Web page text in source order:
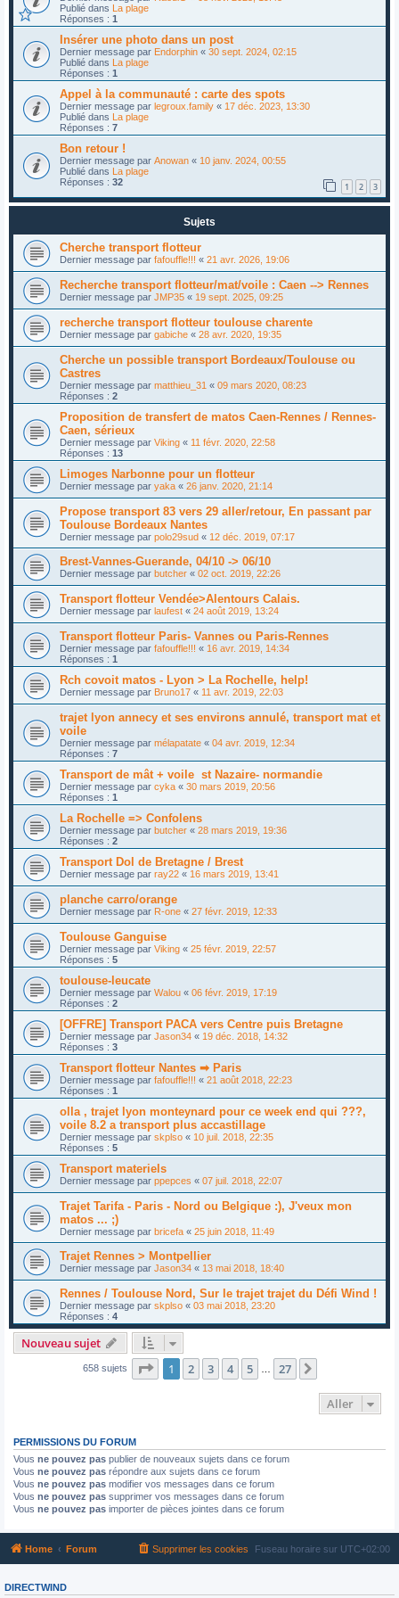
Publié dans La plage
Réponses : 1
Insérer une photo dans un post
Dernier message par Endorphin « 30 sept. 2024, 02:15
Publié dans La plage
Réponses : 1
Appel à la communauté : carte des spots
Dernier message par legroux.family « 17 déc. 2023, 13:30
Publié dans La plage
Réponses : 7
Bon retour !
Dernier message par Anowan « 10 janv. 2024, 00:55
Publié dans La plage
Réponses : 32 1 2 3
Sujets
Cherche transport flotteur
Dernier message par fafouffle!!! « 21 avr. 2026, 19:06
Recherche transport flotteur/mat/voile : Caen --> Rennes
Dernier message par JMP35 « 19 sept. 2025, 09:25
recherche transport flotteur toulouse charente
Dernier message par gabiche « 28 avr. 2020, 19:35
Cherche un possible transport Bordeaux/Toulouse ou
Castres
Dernier message par matthieu_31 « 09 mars 2020, 08:23
Réponses : 2
Proposition de transfert de matos Caen-Rennes / Rennes-
Caen, sérieux
Dernier message par Viking « 11 févr. 2020, 22:58
Réponses : 13
Limoges Narbonne pour un flotteur
Dernier message par yaka « 26 janv. 2020, 21:14
Propose transport 83 vers 29 aller/retour, En passant par
Toulouse Bordeaux Nantes
Dernier message par polo29sud « 12 déc. 2019, 07:17
Brest-Vannes-Guerande, 04/10 -> 06/10
Dernier message par butcher « 02 oct. 2019, 22:26
Transport flotteur Vendée>Alentours Calais.
Dernier message par laufest « 24 août 2019, 13:24
Transport flotteur Paris- Vannes ou Paris-Rennes
Dernier message par fafouffle!!! « 16 avr. 2019, 14:34
Réponses : 1
Rch covoit matos - Lyon > La Rochelle, help!
Dernier message par Bruno17 « 11 avr. 2019, 22:03
trajet lyon annecy et ses environs annulé, transport mat et
voile
Dernier message par mélapatate « 04 avr. 2019, 12:34
Réponses : 7
Transport de mât + voile st Nazaire- normandie
Dernier message par cyka « 30 mars 2019, 20:56
Réponses : 1
La Rochelle => Confolens
Dernier message par butcher « 28 mars 2019, 19:36
Réponses : 2
Transport Dol de Bretagne / Brest
Dernier message par ray22 « 16 mars 2019, 13:41
planche carro/orange
Dernier message par R-one « 27 févr. 2019, 12:33
Toulouse Ganguise
Dernier message par Viking « 25 févr. 2019, 22:57
Réponses : 5
toulouse-leucate
Dernier message par Walou « 06 févr. 2019, 17:19
Réponses : 2
[OFFRE] Transport PACA vers Centre puis Bretagne
Dernier message par Jason34 « 19 déc. 2018, 14:32
Réponses : 3
Transport flotteur Nantes ➡ Paris
Dernier message par fafouffle!!! « 21 août 2018, 22:23
Réponses : 1
olla , trajet lyon monteynard pour ce week end qui ???,
voile 8.2 a transport plus accastillage
Dernier message par skplso « 10 juil. 2018, 22:35
Réponses : 5
Transport materiels
Dernier message par ppepces « 07 juil. 2018, 22:07
Trajet Tarifa - Paris - Nord ou Belgique :), J'veux mon
matos ... ;)
Dernier message par bricefa « 25 juin 2018, 11:49
Trajet Rennes > Montpellier
Dernier message par Jason34 « 13 mai 2018, 18:40
Rennes / Toulouse Nord, Sur le trajet trajet du Défi Wind !
Dernier message par skplso « 03 mai 2018, 23:20
Réponses : 4
Nouveau sujet
658 sujets Page 1sur27
1 2 3 4 5 27
Aller
PERMISSIONS DU FORUM
Vous ne pouvez pas publier de nouveaux sujets dans ce forum
Vous ne pouvez pas répondre aux sujets dans ce forum
Vous ne pouvez pas modifier vos messages dans ce forum
Vous ne pouvez pas supprimer vos messages dans ce forum
Vous ne pouvez pas importer de pièces jointes dans ce forum
Home Forum Fuseau horaire sur UTC+02:00
Supprimer les cookies
DIRECTWIND